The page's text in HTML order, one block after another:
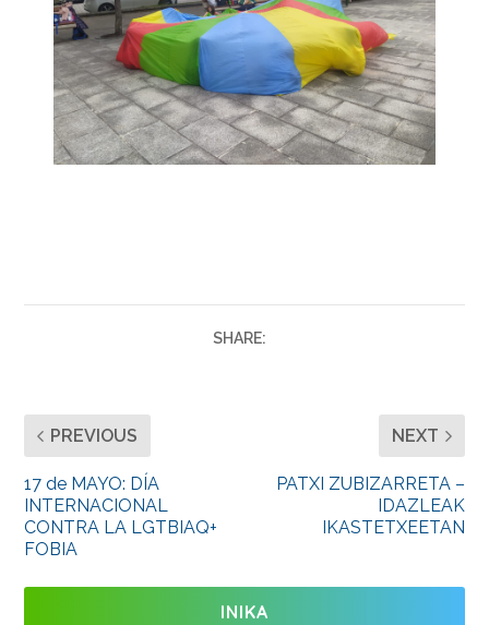
SHARE:
PREVIOUS
17 de MAYO: DÍA
INTERNACIONAL
CONTRA LA LGTBIAQ+
FOBIA
NEXT
PATXI ZUBIZARRETA –
IDAZLEAK
IKASTETXEETAN
INIKA